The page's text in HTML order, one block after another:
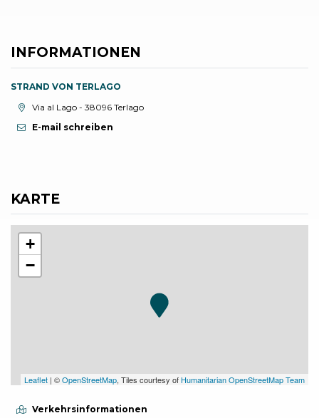
INFORMATIONEN
STRAND VON TERLAGO
aria.location:
Via al Lago - 38096 Terlago
E-mail schreiben
KARTE
+
−
Leaflet | ©OpenStreetMap, Tiles courtesy of Humanitarian OpenStreetMap Team
Verkehrsinformationen